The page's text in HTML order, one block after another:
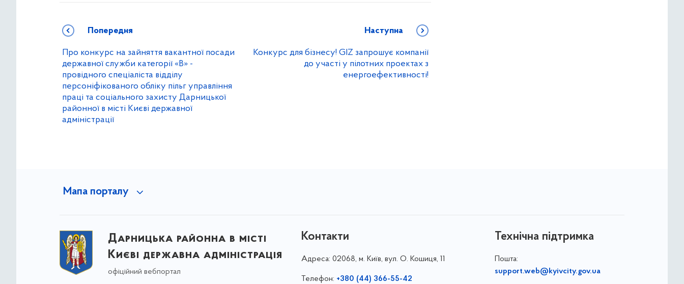
Попередня
Про конкурс на зайняття вакантної посади
державної служби категорії «В» -
провідного спеціаліста відділу
персоніфікованого обліку пільг управління
праці та соціального захисту Дарницької
районної в місті Києві державної
адміністрації
Наступна
Конкурс для бізнесу! GIZ запрошує компанії
до участі у пілотних проектах з
енергоефективності!
Мапа порталу
Дарницька районна в місті
Києві державна адміністрація
офіційний вебпортал
Контакти
Адреса: 02068, м. Київ, вул. О. Кошиця, 11
Телефон: +380 (44) 366-55-42
Технічна підтримка
Пошта:
support.web@kyivcity.gov.ua